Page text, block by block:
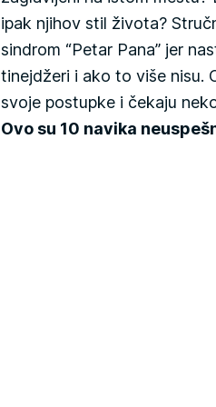
ipak njihov stil života?
sindrom “Petar Pana” jer
tinejdžeri i ako to više nisu.
svoje postupke i čekaju
Ovo su 10 navika